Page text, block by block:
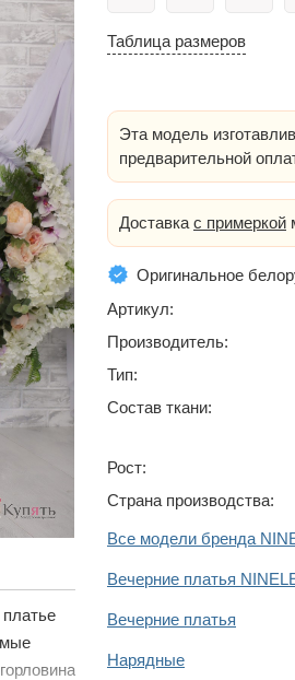
Таблица размеров
Эта модель
предварительной
Доставка с примеркой
Оригинальное
Артикул:
Производитель:
Тип:
Состав ткани:
Рост:
Страна производства:
Все модели бренда
Вечерние платья
Вечерние платья
Нарядные